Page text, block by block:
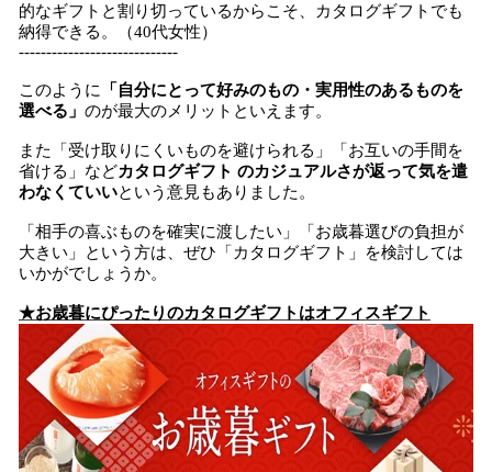
的なギフトと割り切っているからこそ、カタログギフトでも
納得できる。（40代女性）
-----------------------------
このように
「自分にとって好みのもの・実用性のあるものを
選べる」 のが最大のメリットといえます。
また「受け取りにくいものを避けられる」「お互いの手間を
省ける」などカタログギフト のカジュアルさが返って気を遣
わなくていいという意見もありました。
「相手の喜ぶものを確実に渡したい」「お歳暮選びの負担が
大きい」という方は、ぜひ「カタログギフト」を検討しては
いかがでしょうか。
★お歳暮にぴったりのカタログギフトはオフィスギフト